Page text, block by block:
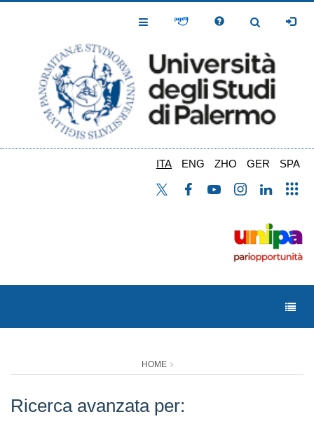
Toggle
Toggle
ITA ENG ZHO GER SPA
HOME
Ricerca avanzata per: